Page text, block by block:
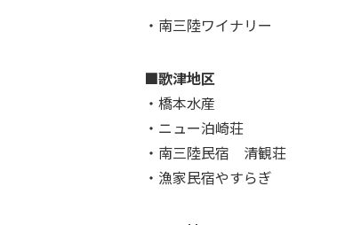
・南三陸ワイナリー
■歌津地区
・橋本水産
・ニュー泊崎荘
・南三陸民宿 清観荘
・漁家民宿やすらぎ